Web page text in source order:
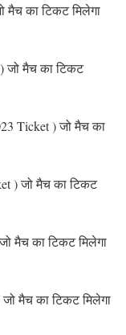
मैच का टिकट मिलेगा
जो मैच का टिकट
Ticket ) जो मैच का
) जो मैच का टिकट
मैच का टिकट मिलेगा
मैच का टिकट मिलेगा